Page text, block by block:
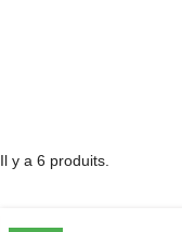
Il y a 6 produits.